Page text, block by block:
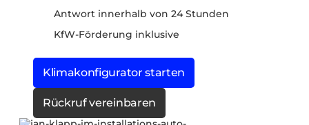
Antwort innerhalb von 24 Stunden
KfW-Förderung inklusive
Klimakonfigurator starten
Rückruf vereinbaren